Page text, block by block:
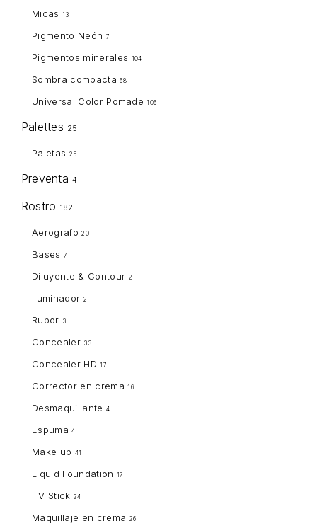
Micas 13
Pigmento Neón 7
Pigmentos minerales 104
Sombra compacta 68
Universal Color Pomade 106
Palettes 25
Paletas 25
Preventa 4
Rostro 182
Aerografo 20
Bases 7
Diluyente & Contour 2
Iluminador 2
Rubor 3
Concealer 33
Concealer HD 17
Corrector en crema 16
Desmaquillante 4
Espuma 4
Make up 41
Liquid Foundation 17
TV Stick 24
Maquillaje en crema 26